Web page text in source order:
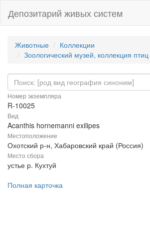
Депозитарий живых систем
Животные
Коллекции
Зоологический музей, коллекция птиц
Номер экземпляра
R-10025
Вид
Acanthis hornemanni exilipes
Местоположение
Охотский р-н, Хабаровский край (Россия)
Место сбора
устье р. Кухтуй
Полная карточка